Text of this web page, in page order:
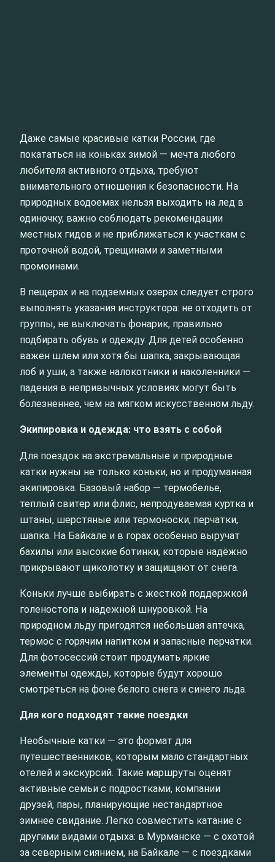
Даже самые красивые катки России, где
покататься на коньках зимой — мечта любого
любителя активного отдыха, требуют
внимательного отношения к безопасности. На
природных водоемах нельзя выходить на лед в
одиночку, важно соблюдать рекомендации
местных гидов и не приближаться к участкам с
проточной водой, трещинами и заметными
промоинами.
В пещерах и на подземных озерах следует строго
выполнять указания инструктора: не отходить от
группы, не выключать фонарик, правильно
подбирать обувь и одежду. Для детей особенно
важен шлем или хотя бы шапка, закрывающая
лоб и уши, а также налокотники и наколенники —
падения в непривычных условиях могут быть
болезненнее, чем на мягком искусственном льду.
Экипировка и одежда: что взять с собой
Для поездок на экстремальные и природные
катки нужны не только коньки, но и продуманная
экипировка. Базовый набор — термобелье,
теплый свитер или флис, непродуваемая куртка и
штаны, шерстяные или термоноски, перчатки,
шапка. На Байкале и в горах особенно выручат
бахилы или высокие ботинки, которые надёжно
прикрывают щиколотку и защищают от снега.
Коньки лучше выбирать с жесткой поддержкой
голеностопа и надежной шнуровкой. На
природном льду пригодятся небольшая аптечка,
термос с горячим напитком и запасные перчатки.
Для фотосессий стоит продумать яркие
элементы одежды, которые будут хорошо
смотреться на фоне белого снега и синего льда.
Для кого подходят такие поездки
Необычные катки — это формат для
путешественников, которым мало стандартных
отелей и экскурсий. Такие маршруты оценят
активные семьи с подростками, компании
друзей, пары, планирующие нестандартное
зимнее свидание. Легко совместить катание с
другими видами отдыха: в Мурманске — с охотой
за северным сиянием, на Байкале — с поездками